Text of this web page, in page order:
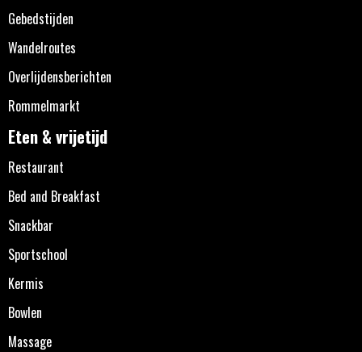
Gebedstijden
Wandelroutes
Overlijdensberichten
Rommelmarkt
Eten & vrijetijd
Restaurant
Bed and Breakfast
Snackbar
Sportschool
Kermis
Bowlen
Massage